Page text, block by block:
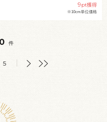
9pt獲得
※10cm単位価格
件
5